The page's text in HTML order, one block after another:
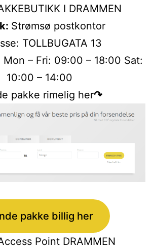
I DRAMMEN
Strømsø postkontor
TOLLBUGATA 13
– Fri: 09:00 – 18:00 Sat:
10:00 – 14:00
pakke rimelig her↷
pakke billig her
Point DRAMMEN